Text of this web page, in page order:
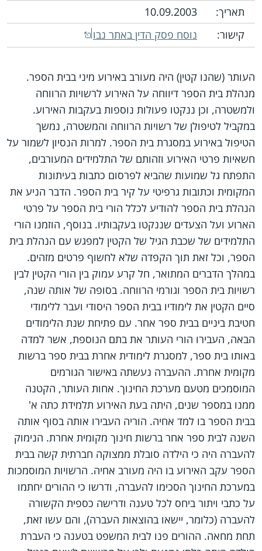
תאריך:
10.09.2003
קישור:
נוסח פסק הדין באתר נבו
העותר (שהנו קטין) היה מעורב באירוע מיני בבית הספר.
מנהלת בית הספר דיווחה על האירוע לרשויות הרווחה
ולמשטרה, וכן ננקטו פעולות נוספות בעקבות האירוע.
במקביל לטיפולן של רשויות הרווחה והמשטרה, נמשך
הטיפול באירוע במסגרת בית הספר. למרות הנסיון לשמור על
חשאיות פרטי האירוע וזהותם של התלמידים המעורבים,
התפתח גל שמועות שהביא לפרסום כתבות בעיתונות
המקומית וכתובות גרפיטי על קיר בית הספר. הדבר הניע את
הנהלת בית הספר להודיע לכלל הורי בית הספר על פרטי
הארוע ועל הצעדים שננקטו בעקבותיו. בנוסף, הוזמנו הורי
התלמידים של שכבת הגיל של הקטין למפגש עם הנהלת בית
הספר, וכל זאת תוך הקפדה שלא לחשוף פרטים מזהים.
במהלך הדברים המתואר, חל קרע עמוק בין הורי הקטין לבין
רשויות בית הספר וגורמי הרווחה. בסופה של אותה שנה,
סיים הקטין את לימודיו בבית הספר היסודי ועבר ללימודי
חטיבת ביניים בבית ספר אחר. עם פתיחת שנת הלימודים
הבאה, העבירו הורי העותר את בתם הנוספת, אשר למדה
באותו בית ספר, למסגרת לימודית אחרת בבית ספר ברשות
מקומית אחרת. ההעברה נעשתה באישור הגורמים
המוסמכים מטעם מערכת החינוך. אחות העותר, הקטנה
ממנו במספר שנים, היתה בעת האירוע תלמידת כתה א'
בבית הספר בו למד אחיה. הוריה העבירו אותה בסוף אותה
השנה לבית ספר אחר ברשות חינוך מקומית אחרת. הנימוק
להעברה היה כי הילדה סובלת ממצוקה חברתית קשה בבית
הספר עקב האירוע בו היה מעורב אחיה. הרשויות המוסמכות
במערכת החינוך הסכימו להעברה, ודרשו כי ההורים יחתמו
על כתבי ויתור ביחס לכל טענה ודרישה כספית הקשורה
להעברה (כלומר, יישאו בהוצאות העברה), והם עשו זאת,
תחת מחאה. ההורים פנו לבית המשפט בטענה כי העברת